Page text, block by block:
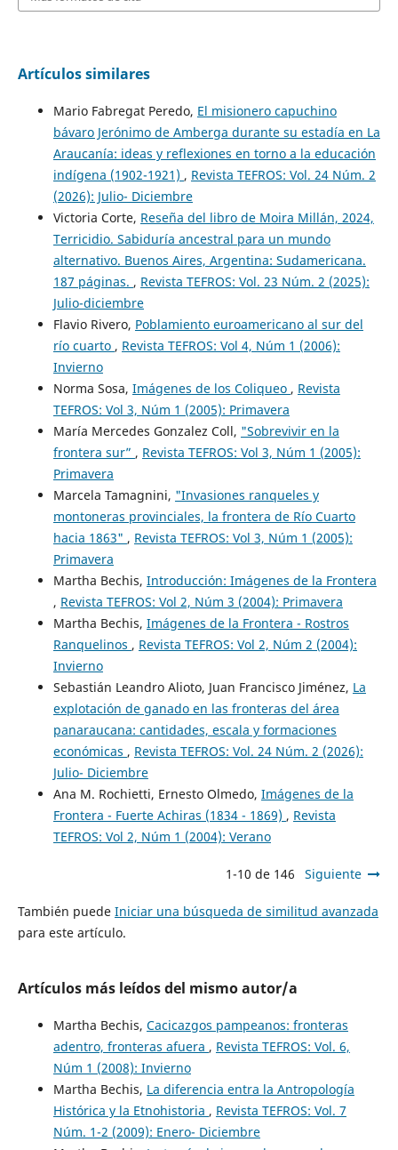
Artículos similares
Mario Fabregat Peredo, El misionero capuchino
bávaro Jerónimo de Amberga durante su estadía en La
Araucanía: ideas y reflexiones en torno a la educación
indígena (1902-1921) , Revista TEFROS: Vol. 24 Núm. 2
(2026): Julio- Diciembre
Victoria Corte, Reseña del libro de Moira Millán, 2024,
Terricidio. Sabiduría ancestral para un mundo
alternativo. Buenos Aires, Argentina: Sudamericana.
187 páginas. , Revista TEFROS: Vol. 23 Núm. 2 (2025):
Julio-diciembre
Flavio Rivero, Poblamiento euroamericano al sur del
río cuarto , Revista TEFROS: Vol 4, Núm 1 (2006):
Invierno
Norma Sosa, Imágenes de los Coliqueo , Revista
TEFROS: Vol 3, Núm 1 (2005): Primavera
María Mercedes Gonzalez Coll, "Sobrevivir en la
frontera sur” , Revista TEFROS: Vol 3, Núm 1 (2005):
Primavera
Marcela Tamagnini, "Invasiones ranqueles y
montoneras provinciales, la frontera de Río Cuarto
hacia 1863" , Revista TEFROS: Vol 3, Núm 1 (2005):
Primavera
Martha Bechis, Introducción: Imágenes de la Frontera
, Revista TEFROS: Vol 2, Núm 3 (2004): Primavera
Martha Bechis, Imágenes de la Frontera - Rostros
Ranquelinos , Revista TEFROS: Vol 2, Núm 2 (2004):
Invierno
Sebastián Leandro Alioto, Juan Francisco Jiménez, La
explotación de ganado en las fronteras del área
panaraucana: cantidades, escala y formaciones
económicas , Revista TEFROS: Vol. 24 Núm. 2 (2026):
Julio- Diciembre
Ana M. Rochietti, Ernesto Olmedo, Imágenes de la
Frontera - Fuerte Achiras (1834 - 1869) , Revista
TEFROS: Vol 2, Núm 1 (2004): Verano
1-10 de 146 Siguiente
También puede Iniciar una búsqueda de similitud avanzada
para este artículo.
Artículos más leídos del mismo autor/a
Martha Bechis, Cacicazgos pampeanos: fronteras
adentro, fronteras afuera , Revista TEFROS: Vol. 6,
Núm 1 (2008): Invierno
Martha Bechis, La diferencia entra la Antropología
Histórica y la Etnohistoria , Revista TEFROS: Vol. 7
Núm. 1-2 (2009): Enero- Diciembre